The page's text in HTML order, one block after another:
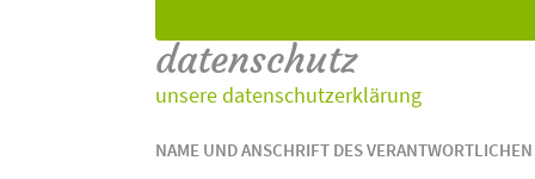
datenschutz
unsere datenschutzerklärung
NAME UND ANSCHRIFT DES VERANTWORTLICHEN